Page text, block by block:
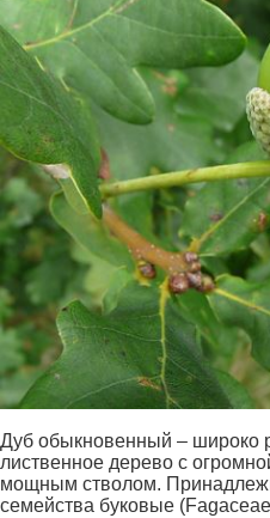
Дуб обыкновенный – широко
лиственное дерево с
мощным стволом.
семейства буковые